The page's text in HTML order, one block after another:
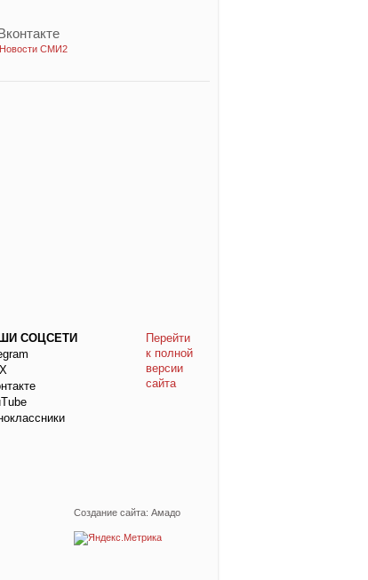
Новости СМИ2
СОЦСЕТИ
Перейти
к полной
версии
сайта
Создание сайта: Амадо